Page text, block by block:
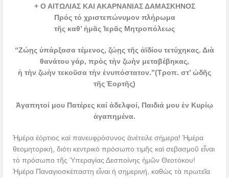
+ Ο ΑΙΤΩΛΙΑΣ ΚΑΙ ΑΚΑΡΝΑΝΙΑΣ ΔΑΜΑΣΚΗΝΟΣ
Πρός τό χριστεπώνυμον πλήρωμα
τῆς καθ’ ἡμᾶς Ἱερᾶς Μητροπόλεως
“Ζώῃς ὑπάρξασα τέμενος, ζώῃς τῆς ἀϊδίου τετύχηκας. Διὰ
θανάτου γάρ, πρὸς τὴν ζωὴν μεταβέβηκας,
ἡ τὴν ζωὴν τεκοῦσα τὴν ἐνυπόστατον.”(Τροπ. στ’ ὠδῆς
τῆς Ἑορτῆς)
Ἀγαπητοί μου Πατέρες καί ἀδελφοί, Παιδιά μου ἐν Κυρίῳ
ἀγαπημένα.
Ἡμέρα ἑόρτιος καὶ πανευφρόσυνος ἀνέτειλε σήμερα! Ἡμέρα
θεομητορική, διότι κεντρικὸ πρόσωπο τιμῆς καὶ σεβασμοῦ εἶναι
τὸ πρόσωπο τῆς Ὑπεραγίας Δεσποίνης ἡμῶν Θεοτόκου!
Ἡμέρα Παναγιοσκέπαστη εἶναι ἡ σημερινή, καθὼς τὰ πρωτεῖα